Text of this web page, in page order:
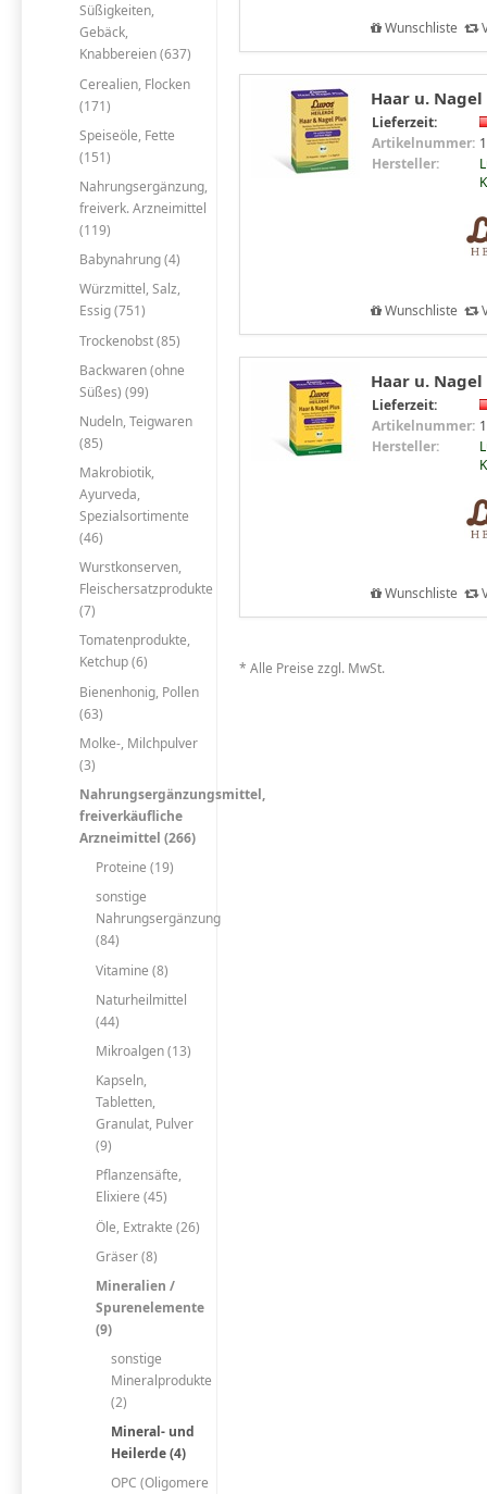
Süßigkeiten,
Gebäck,
Knabbereien (637)
Cerealien, Flocken
(171)
Speiseöle, Fette
(151)
Nahrungsergänzung,
freiverk. Arzneimittel
(119)
Babynahrung (4)
Würzmittel, Salz,
Essig (751)
Trockenobst (85)
Backwaren (ohne
Süßes) (99)
Nudeln, Teigwaren
(85)
Makrobiotik,
Ayurveda,
Spezialsortimente
(46)
Wurstkonserven,
Fleischersatzprodukte
(7)
Tomatenprodukte,
Ketchup (6)
Bienenhonig, Pollen
(63)
Molke-, Milchpulver
(3)
Nahrungsergänzungsmittel,
freiverkäufliche
Arzneimittel (266)
Proteine (19)
sonstige
Nahrungsergänzung
(84)
Vitamine (8)
Naturheilmittel
(44)
Mikroalgen (13)
Kapseln,
Tabletten,
Granulat, Pulver
(9)
Pflanzensäfte,
Elixiere (45)
Öle, Extrakte (26)
Gräser (8)
Mineralien /
Spurenelemente
(9)
sonstige
Mineralprodukte
(2)
Mineral- und
Heilerde (4)
OPC (Oligomere
Wunschliste
Haar u. Nagel
Lieferzeit:
Artikelnummer:
Hersteller:
Wunschliste
Haar u. Nagel
Lieferzeit:
Artikelnummer:
Hersteller:
Wunschliste
* Alle Preise zzgl. MwSt.